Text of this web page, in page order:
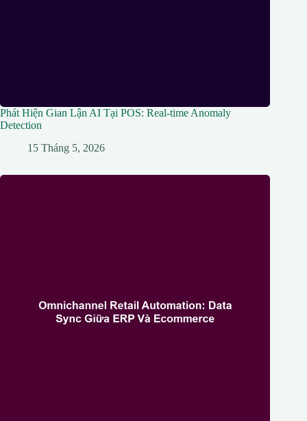
Phát Hiện Gian Lận AI Tại POS: Real-time Anomaly
Detection
15 Tháng 5, 2026